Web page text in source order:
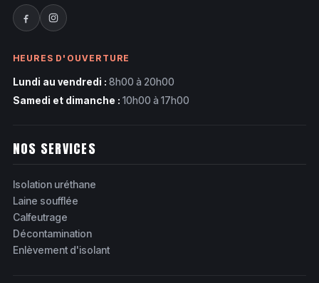
HEURES D'OUVERTURE
Lundi au vendredi : 8h00 à 20h00
Samedi et dimanche : 10h00 à 17h00
NOS SERVICES
Isolation uréthane
Laine soufflée
Calfeutrage
Décontamination
Enlèvement d'isolant